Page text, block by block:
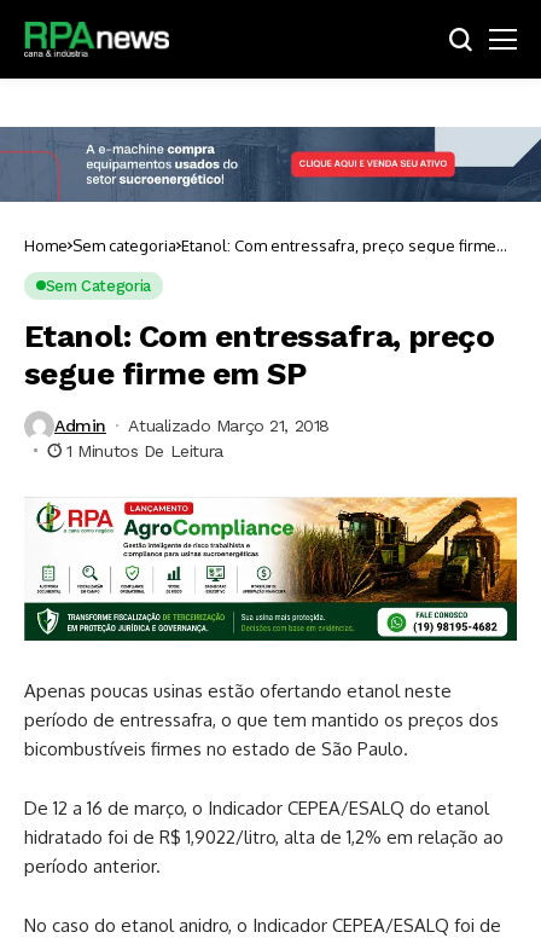
Home Sem categoria Etanol: Com entressafra, preço segue firme
Sem Categoria
Etanol: Com entressafra, preço
segue firme em SP
Admin
Atualizado Março 21, 2018
1 Minutos De Leitura
Apenas poucas usinas estão ofertando etanol neste
período de entressafra, o que tem mantido os preços dos
bicombustíveis firmes no estado de São Paulo.
De 12 a 16 de março, o Indicador CEPEA/ESALQ do etanol
hidratado foi de R$ 1,9022/litro, alta de 1,2% em relação ao
período anterior.
No caso do etanol anidro, o Indicador CEPEA/ESALQ foi de